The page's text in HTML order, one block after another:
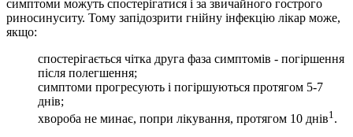
симптоми можуть спостерігатися і за звичайного гострого
риносинуситу. Тому запідозрити гнійну інфекцію лікар може,
якщо:
спостерігається чітка друга фаза симптомів - погіршення
після полегшення;
симптоми прогресують і погіршуються протягом 5-7
днів;
хвороба не минає, попри лікування, протягом 10 днів1 .